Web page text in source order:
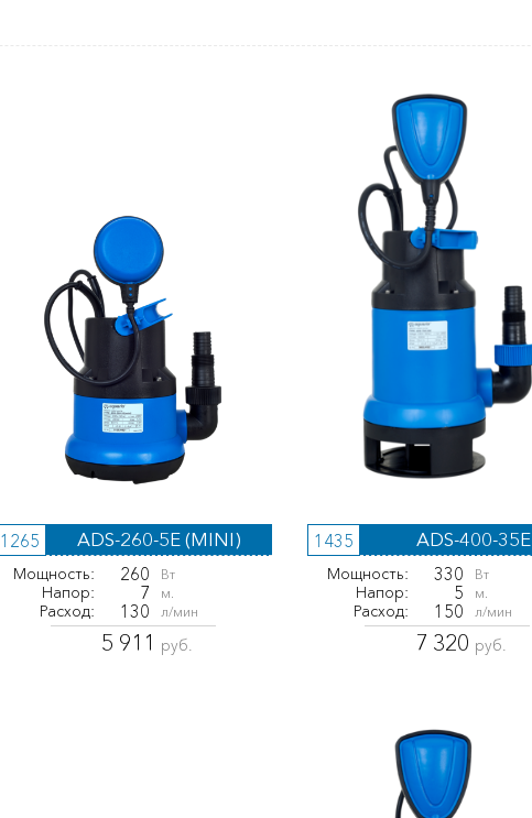
1265 ADS-260-5E (MINI)
Мощность: 260 Вт
Напор: 7 м.
Расход: 130 л/мин
5 911 руб.
1435 ADS-400-35E
Мощность: 330 Вт
Напор: 5 м.
Расход: 150 л/мин
7 320 руб.